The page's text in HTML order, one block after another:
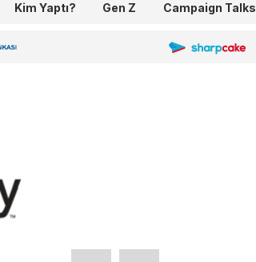
Kim Yaptı? Gen Z Campaign Talks
Sharpcake